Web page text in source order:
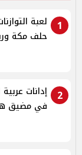
1
لعبة
حلف مكة
2
إدانات
في مضيق